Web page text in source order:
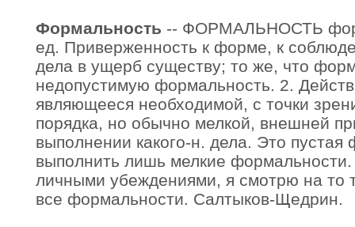
Формальность -- ФОРМАЛЬНОСТЬ
ед. Приверженность к форме, к
дела в ущерб существу; то же, что
недопустимую формальность. 2.
являющееся необходимой, с точки
порядка, но обычно мелкой, внешней
выполнении какого-н. дела. Это
выполнить лишь мелкие
личными убеждениями, я смотрю на то
все формальности. Салтыков-Щедрин.